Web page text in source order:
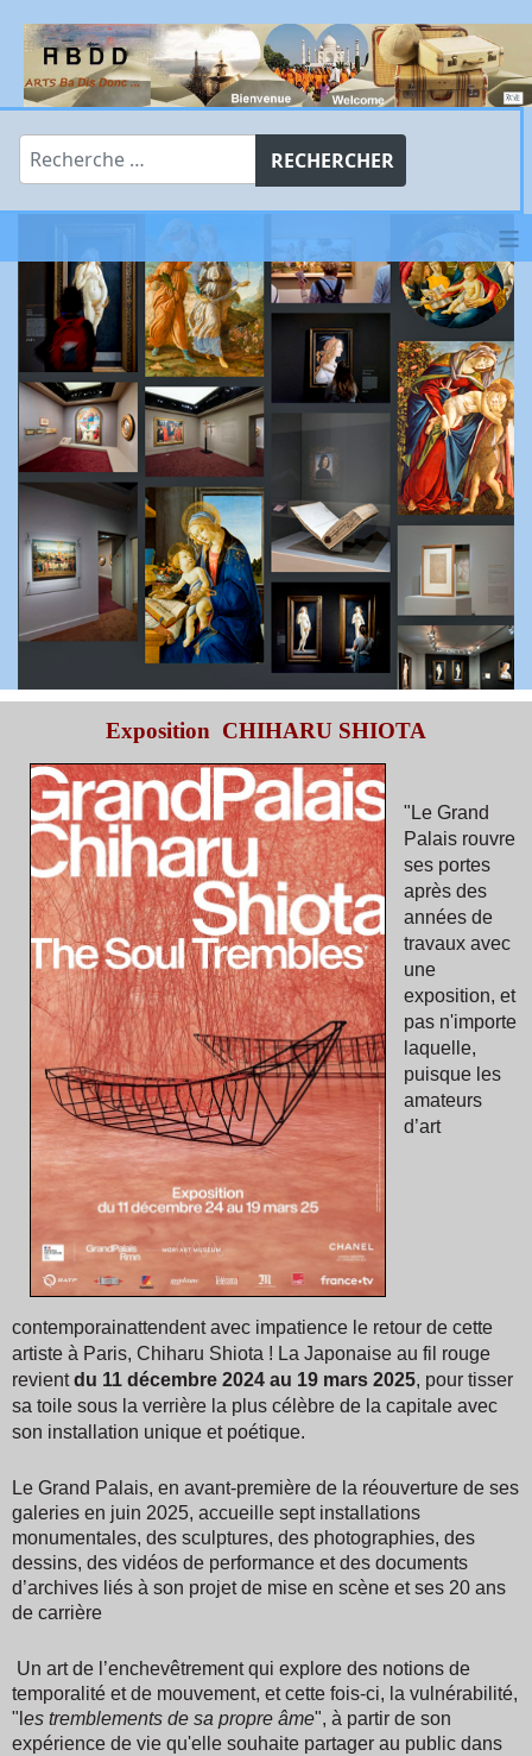
Rechercher
RECHERCHER
≡
Exposition CHIHARU SHIOTA
"Le Grand
Palais rouvre
ses portes
après des
années de
travaux avec
une
exposition, et
pas n'importe
laquelle,
puisque les
amateurs
d’art
contemporainattendent avec impatience le retour de cette
artiste à Paris, Chiharu Shiota ! La Japonaise au fil rouge
revientdu 11 décembre 2024 au 19 mars 2025, pour tisser
sa toile sous la verrière la plus célèbre de la capitale avec
son installation unique et poétique.
Le Grand Palais, en avant-première de la réouverture de ses
galeries en juin 2025, accueille sept installations
monumentales, des sculptures, des photographies, des
dessins, des vidéos de performance et des documents
d’archives liés à son projet de mise en scène et ses 20 ans
de carrière
Un art de l’enchevêtrement qui explore des notions de
temporalité et de mouvement, et cette fois-ci, la vulnérabilité,
"l es tremblements de sa propre âme", à partir de son
expérience de vie qu'elle souhaite partager au public dans